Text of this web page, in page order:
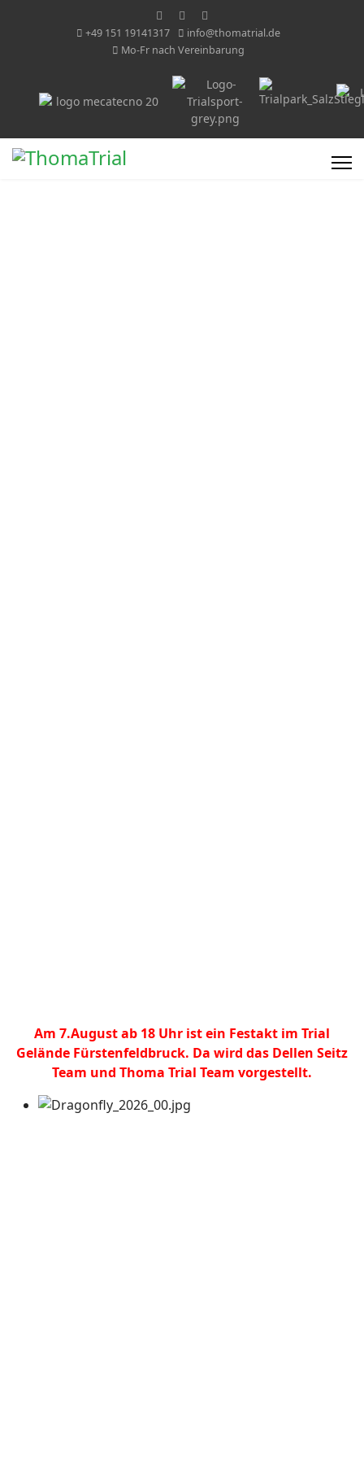
+49 151 19141317
info@thomatrial.de
Mo-Fr nach Vereinbarung
Am 7.August ab 18 Uhr ist ein Festakt im Trial
Gelände Fürstenfeldbruck. Da wird das Dellen Seitz
Team und Thoma Trial Team vorgestellt.